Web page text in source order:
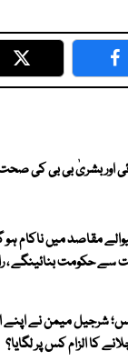
Twitter
اور بشریٰ بی بی کی
مقاصد میں ناکام
سے حکومت بنائینگے ،
شرجیل میمن نے
کا الزام کس پر لگایا؟